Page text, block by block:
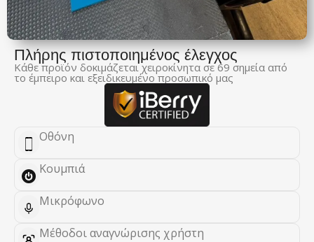
Πλήρης πιστοποιημένος έλεγχος
Κάθε προϊόν δοκιμάζεται χειροκίνητα σε 69 σημεία από
το έμπειρο και εξειδικευμένο προσωπικό μας
Οθόνη
Κουμπιά
Μικρόφωνο
Μέθοδοι αναγνώρισης χρήστη